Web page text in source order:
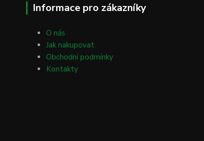
Informace pro zákazníky
O nás
Jak nakupovat
Obchodní podmínky
Kontakty